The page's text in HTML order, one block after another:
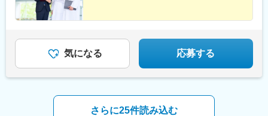
下鉄)、曽根田駅、宇都宮駅東口駅、中央前橋駅、京成千葉駅、船
橋駅、新宿駅(東京メトロ)、二重橋前駅、三越前駅、新高島駅、川
古屋駅、上栄町駅、西梅田駅、ハーバーランド駅、田中口駅、岡
山駅前駅、高松築港駅、ＪＲ松山駅前駅、高知駅前駅、祇園駅(福
岡県)、長崎駅前駅、熊本駅前駅、高見橋駅、北１２条駅、あおば
通駅、東宿郷駅、栄町駅(千葉県)、京成船橋駅、新宿駅、大手町駅
(東京都)、茅場町駅、高島町駅、電鉄富山駅、福井城址大名町駅、
猴橋町駅、大手町駅(愛媛県)、高知橋駅、五島町駅、二本木口駅、
気になる 応募する
さらに25件読み込む